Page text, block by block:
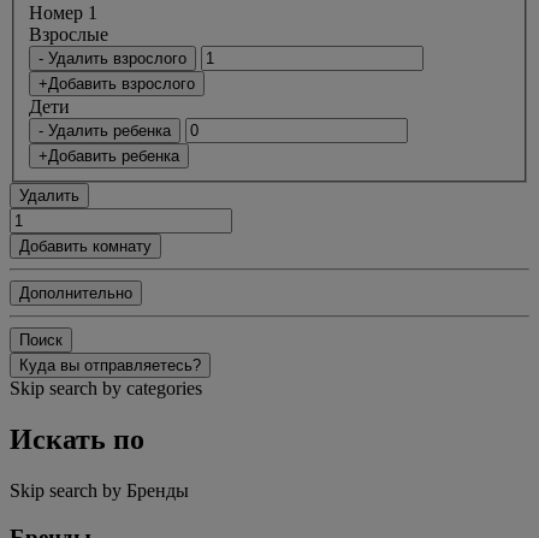
Номер 1
Bзрослые
- Удалить взрослого
+Добавить взрослого
Дети
- Удалить ребенка
+Добавить ребенка
Удалить
Добавить комнату
Дополнительно
Поиск
Куда вы отправляетесь?
Skip search by categories
Искать по
Skip search by Бренды